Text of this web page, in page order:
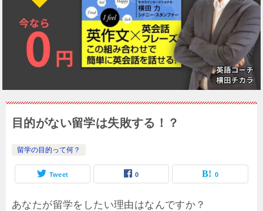
目的がない留学は失敗する！？
留学の目的って何？
Tweet 0 0
あなたが留学をしたい理由はなんですか？